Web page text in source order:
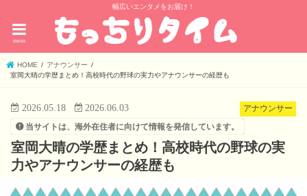
幅広いエンタメをお届け！
menu
HOME
アナウンサー
室岡大晴の学歴まとめ！高校時代の野球の実力やアナウンサーの経歴も
アナウンサー
2026.05.18 2026.06.03
当サイトは、海外在住者に向けて情報を発信しています。
室岡大晴の学歴まとめ！高校時代の野球の実
力やアナウンサーの経歴も